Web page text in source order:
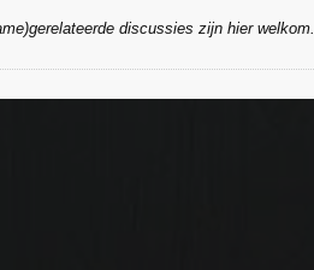
discussies zijn hier welkom.